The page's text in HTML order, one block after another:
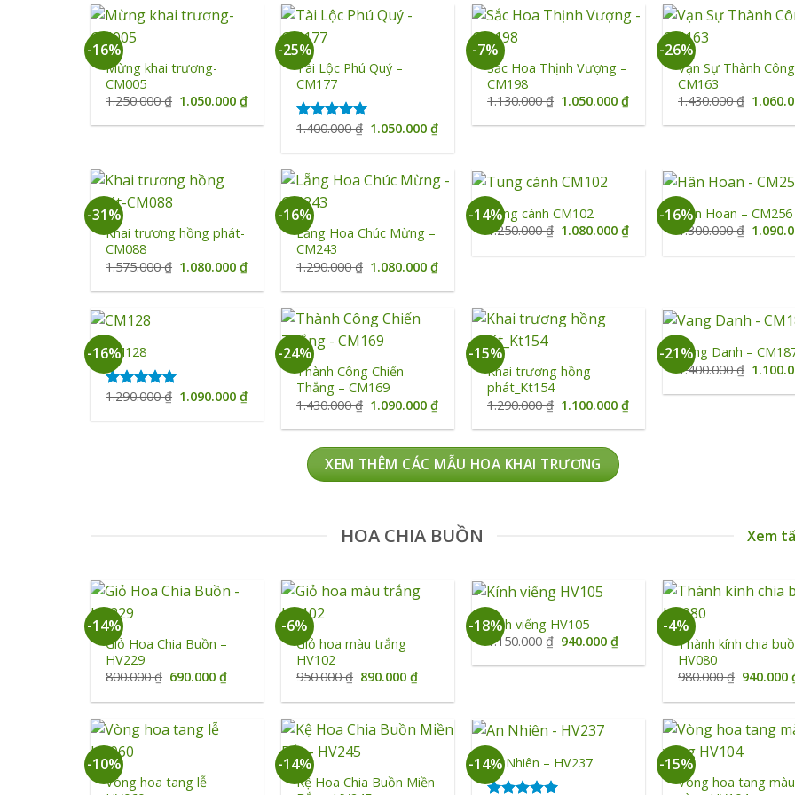
-16%
+
Mừng khai trương-
CM005
1.250.000₫ Giá
là:
1.050.000₫Giá
tại
1.050.000 ₫.
-25%
+
Tài Lộc Phú Quý –
CM177
Được xếp
5 sao
1.400.000₫ Giá
là:
1.050.000₫Giá
tại
1.050.000 ₫.
-7%
+
Sắc Hoa Thịnh Vượng –
CM198
1.130.000₫ Giá
là:
1.050.000₫Giá
tại
-26%
+
Vạn Sự Thành
CM163
1.430.000₫ Giá
là:
-31%
+
Khai trương hồng phát-
CM088
1.575.000₫ Giá
là:
1.080.000₫Giá
tại
1.080.000 ₫.
-16%
+
Lẵng Hoa Chúc Mừng –
CM243
1.290.000₫ Giá
là:
1.080.000₫Giá
tại
1.080.000 ₫.
-14%
+
Tung cánh CM102
1.250.000₫ Giá
là:
1.080.000₫Giá
tại
-16%
+
Hân Hoan – CM256
1.300.000₫ Giá
là:
-16%
+
CM128
Được xếp
5 sao
1.290.000₫ Giá
là:
1.090.000₫Giá
tại
1.090.000 ₫.
-24%
+
Thành Công Chiến
Thắng – CM169
1.430.000₫ Giá
là:
1.090.000₫Giá
tại
1.090.000 ₫.
-15%
+
Khai trương hồng
phát_Kt154
1.290.000₫ Giá
là:
1.100.000₫Giá
tại
-21%
+
Vang Danh –
1.400.000₫ Giá
là:
XEM THÊM CÁC MẪU HOA KHAI TRƯƠNG
HOA CHIA BUỒN Xem
-14%
+
Giỏ Hoa Chia Buồn –
HV229
800.000₫ Giá
là:
690.000₫Giá
tại
690.000 ₫.
-6%
+
Giỏ hoa màu trắng
HV102
950.000₫ Giá
là:
890.000₫Giá
tại
890.000 ₫.
-18%
+
Kính viếng HV105
1.150.000₫ Giá
là:
940.000₫Giá
tại
-4%
+
Thành kính chia
HV080
980.000₫ Giá
là:
940.000
-10%
+
Vòng hoa tang lễ
-14%
+
Kệ Hoa Chia Buồn Miền
-14%An Nhiên – HV237 -15%
+
Vòng hoa tang màu